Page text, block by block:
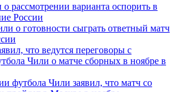
рассмотрении варианта оспорить в
России
о готовности сыграть ответный матч
что ведутся переговоры с
Чили о матче сборных в ноябре в
футбола Чили заявил, что матч со